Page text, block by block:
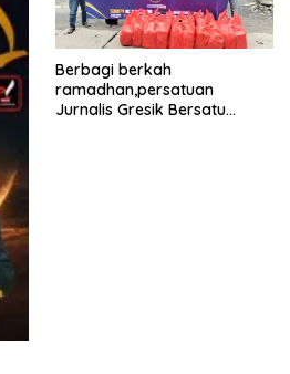
Berbagi berkah
ramadhan,persatuan
Jurnalis Gresik Bersatu